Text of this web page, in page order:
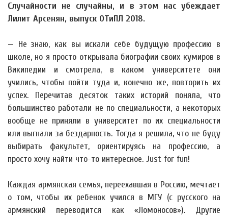
Случайности не случайны, и в этом нас убеждает
Лилит Арсенян, выпуск ОТиПЛ 2018.
— Не знаю, как вы искали себе будущую профессию в
школе, но я просто открывала биографии своих кумиров в
Википедии и смотрела, в каком университете они
учились, чтобы пойти туда и, конечно же, повторить их
успех. Перечитав десяток таких историй поняла, что
большинство работали не по специальности, а некоторых
вообще не приняли в университет по их специальности
или выгнали за бездарность. Тогда я решила, что не буду
выбирать факультет, ориентируясь на профессию, а
просто хочу найти что-то интересное. Just for fun!
Каждая армянская семья, переехавшая в Россию, мечтает
о том, чтобы их ребенок учился в МГУ (с русского на
армянский переводится как «Ломоносов»). Другие